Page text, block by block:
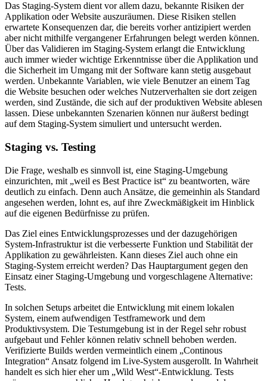
Das Staging-System dient vor allem dazu, bekannte Risiken der
Applikation oder Website auszuräumen. Diese Risiken stellen
erwartete Konsequenzen dar, die bereits vorher antizipiert werden
aber nicht mithilfe vergangener Erfahrungen belegt werden können.
Über das Validieren im Staging-System erlangt die Entwicklung
auch immer wieder wichtige Erkenntnisse über die Applikation und
die Sicherheit im Umgang mit der Software kann stetig ausgebaut
werden. Unbekannte Variablen, wie viele Benutzer an einem Tag
die Website besuchen oder welches Nutzerverhalten sie dort zeigen
werden, sind Zustände, die sich auf der produktiven Website ablesen
lassen. Diese unbekannten Szenarien können nur äußerst bedingt
auf dem Staging-System simuliert und untersucht werden.
Staging vs. Testing
Die Frage, weshalb es sinnvoll ist, eine Staging-Umgebung
einzurichten, mit „weil es Best Practice ist“ zu beantworten, wäre
deutlich zu einfach. Denn auch Ansätze, die gemeinhin als Standard
angesehen werden, lohnt es, auf ihre Zweckmäßigkeit im Hinblick
auf die eigenen Bedürfnisse zu prüfen.
Das Ziel eines Entwicklungsprozesses und der dazugehörigen
System-Infrastruktur ist die verbesserte Funktion und Stabilität der
Applikation zu gewährleisten. Kann dieses Ziel auch ohne ein
Staging-System erreicht werden? Das Hauptargument gegen den
Einsatz einer Staging-Umgebung und vorgeschlagene Alternative:
Tests.
In solchen Setups arbeitet die Entwicklung mit einem lokalen
System, einem aufwendigen Testframework und dem
Produktivsystem. Die Testumgebung ist in der Regel sehr robust
aufgebaut und Fehler können relativ schnell behoben werden.
Verifizierte Builds werden vermeintlich einem „Continous
Integration“ Ansatz folgend im Live-System ausgerollt. In Wahrheit
handelt es sich hier eher um „Wild West“-Entwicklung. Tests